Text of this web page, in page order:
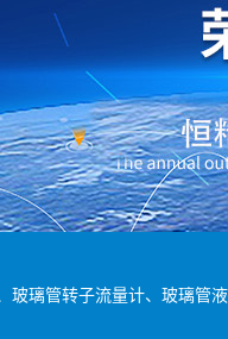
玻璃管转子流量计、玻璃管